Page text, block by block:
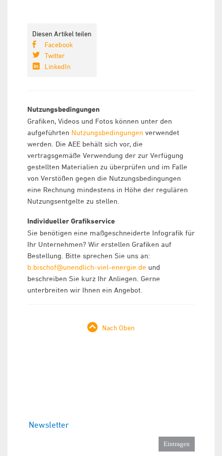
Diesen Artikel teilen
Facebook
Twitter
LinkedIn
Nutzungsbedingungen
Grafiken, Videos und Fotos können unter den
aufgeführten Nutzungsbedingungen verwendet
werden. Die AEE behält sich vor, die
vertragsgemäße Verwendung der zur Verfügung
gestellten Materialien zu überprüfen und im Falle
von Verstößen gegen die Nutzungsbedingungen
eine Rechnung mindestens in Höhe der regulären
Nutzungsentgelte zu stellen.
Individueller Grafikservice
Sie benötigen eine maßgeschneiderte Infografik für
Ihr Unternehmen? Wir erstellen Grafiken auf
Bestellung. Bitte sprechen Sie uns an:
b.bischof@unendlich-viel-energie.de und
beschreiben Sie kurz Ihr Anliegen. Gerne
unterbreiten wir Ihnen ein Angebot.
Nach Oben
Newsletter